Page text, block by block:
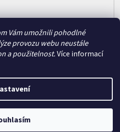
Vám umožnili pohodlné
provozu webu neustále
a použitelnost.Více informací
&
skupiny
CISCO. Všechna práva vyhrazena.